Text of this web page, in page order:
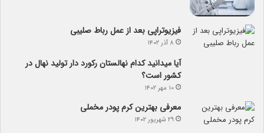
فیزیوتراپی بعد از عمل رباط صلیبی
۸ آذر ۱۴۰۲
آیا می­دانید کدام نهالستان رکورد دار تولید نهال­ در
کشور است؟
۱۰ مهر ۱۴۰۲
معرفی بهترین کرم پودر مخملی
۲۹ شهریور ۱۴۰۲